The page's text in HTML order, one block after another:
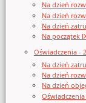
Na dzień
Na dzień
Na dzień
Na początek
Oświadczenia -
Na dzień
Na dzień
Na dzień